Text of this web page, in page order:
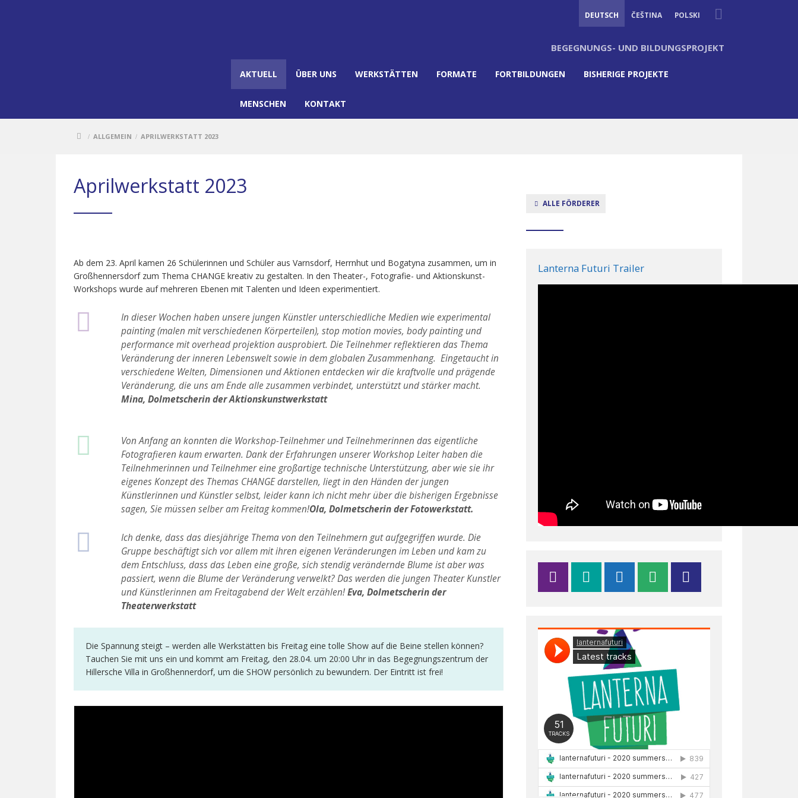
DEUTSCH ČEŠTINA POLSKI
BEGEGNUNGS- UND BILDUNGSPROJEKT
AKTUELL ÜBER UNS WERKSTÄTTEN FORMATE FORTBILDUNGEN BISHERIGE PROJEKTE
MENSCHEN KONTAKT
/ ALLGEMEIN / APRILWERKSTATT 2023
Aprilwerkstatt 2023
Ab dem 23. April kamen 26 Schülerinnen und Schüler aus Varnsdorf, Herrnhut und Bogatyna zusammen, um in
Großhennersdorf zum Thema CHANGE kreativ zu gestalten. In den Theater-, Fotografie- und Aktionskunst-
Workshops wurde auf mehreren Ebenen mit Talenten und Ideen experimentiert.
In dieser Wochen haben unsere jungen Künstler unterschiedliche Medien wie experimental
painting (malen mit verschiedenen Körperteilen), stop motion movies, body painting und
performance mit overhead projektion ausprobiert. Die Teilnehmer reflektieren das Thema
Veränderung der inneren Lebenswelt sowie in dem globalen Zusammenhang. Eingetaucht in
verschiedene Welten, Dimensionen und Aktionen entdecken wir die kraftvolle und prägende
Veränderung, die uns am Ende alle zusammen verbindet, unterstützt und stärker macht.
Mina, Dolmetscherin der Aktionskunstwerkstatt
Von Anfang an konnten die Workshop-Teilnehmer und Teilnehmerinnen das eigentliche
Fotografieren kaum erwarten. Dank der Erfahrungen unserer Workshop Leiter haben die
Teilnehmerinnen und Teilnehmer eine großartige technische Unterstützung, aber wie sie ihr
eigenes Konzept des Themas CHANGE darstellen, liegt in den Händen der jungen
Künstlerinnen und Künstler selbst, leider kann ich nicht mehr über die bisherigen Ergebnisse
sagen, Sie müssen selber am Freitag kommen!Ola, Dolmetscherin der Fotowerkstatt.
Ich denke, dass das diesjährige Thema von den Teilnehmern gut aufgegriffen wurde. Die
Gruppe beschäftigt sich vor allem mit ihren eigenen Veränderungen im Leben und kam zu
dem Entschluss, dass das Leben eine große, sich stendig verändernde Blume ist aber was
passiert, wenn die Blume der Veränderung verwelkt? Das werden die jungen Theater Kunstler
und Künstlerinnen am Freitagabend der Welt erzählen!Eva, Dolmetscherin der
Theaterwerkstatt
Die Spannung steigt – werden alle Werkstätten bis Freitag eine tolle Show auf die Beine stellen können?
Tauchen Sie mit uns ein und kommt am Freitag, den 28.04. um 20:00 Uhr in das Begegnungszentrum der
Hillersche Villa in Großhennerdorf, um die SHOW persönlich zu bewundern. Der Eintritt ist frei!
ALLE FÖRDERER
Lanterna Futuri Trailer